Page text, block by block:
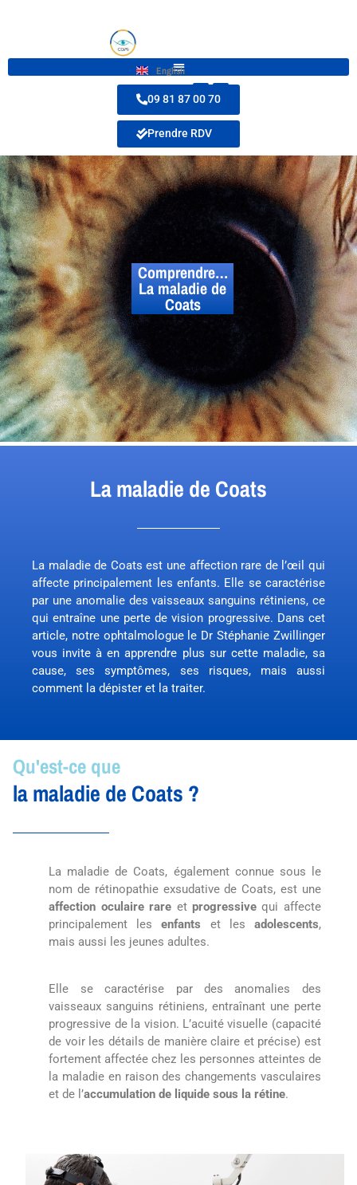
English
09 81 87 00 70
Prendre RDV
Comprendre…
La maladie de
Coats
La maladie de Coats
La maladie de Coats est une affection rare de l’œil qui
affecte principalement les enfants. Elle se caractérise
par une anomalie des vaisseaux sanguins rétiniens, ce
qui entraîne une perte de vision progressive. Dans cet
article, notre ophtalmologue le Dr Stéphanie Zwillinger
vous invite à en apprendre plus sur cette maladie, sa
cause, ses symptômes, ses risques, mais aussi
comment la dépister et la traiter.
Qu'est-ce que
la maladie de Coats ?
La maladie de Coats, également connue sous le
nom de rétinopathie exsudative de Coats, est une
affection oculaire rare et progressivequi affecte
principalement lesenfants et les adolescents,
mais aussi les jeunes adultes.
Elle se caractérise par des anomalies des
vaisseaux sanguins rétiniens, entraînant une perte
progressive de la vision. L’acuité visuelle (capacité
de voir les détails de manière claire et précise) est
fortement affectée chez les personnes atteintes de
la maladie en raison des changements vasculaires
et de l’accumulation de liquide sous la rétine.